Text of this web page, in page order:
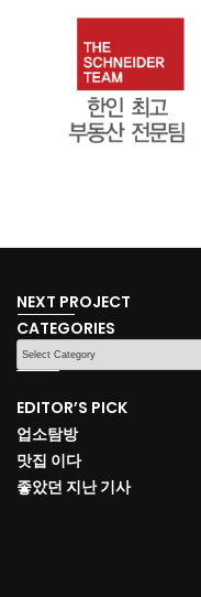
NEXT PROJECT
CATEGORIES
CATEGORIES
EDITOR’S PICK
업소탐방
맛집 이다
좋았던 지난 기사